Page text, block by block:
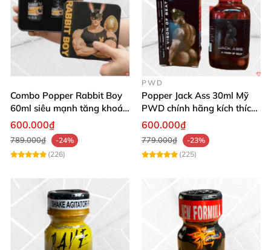
Combo Popper Rabbit Boy
60ml siêu mạnh tăng khoái
cảm
600.000₫
789.000₫
-24%
(226)
PWD
Popper Jack Ass 30ml Mỹ
PWD chính hãng kích thích
khoái cảm
600.000₫
779.000₫
-23%
(225)